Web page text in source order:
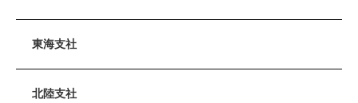
東海支社
北陸支社